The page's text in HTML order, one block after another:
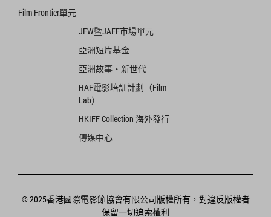
Film Frontier單元
JFW暨JAFF市場單元
亞洲短片基金
亞洲故事‧新世代
HAF電影培訓計劃（Film
Lab）
HKIFF Collection 海外發行
傳媒中心
© 2025香港國際電影節協會有限公司版權所有，對違反版權者
保留一切追索權利